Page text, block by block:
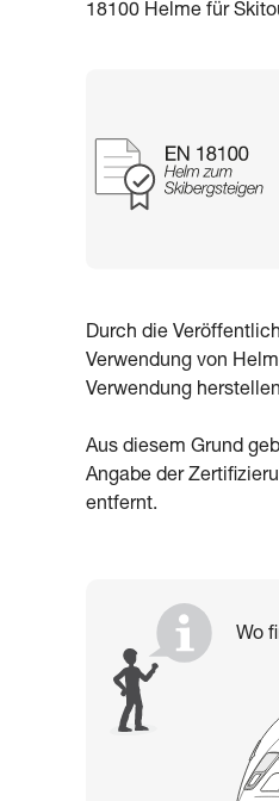
18100 Helme für
Durch die
Verwendung von
Verwendung
Aus diesem Grund
Angabe der
entfernt.
Wo